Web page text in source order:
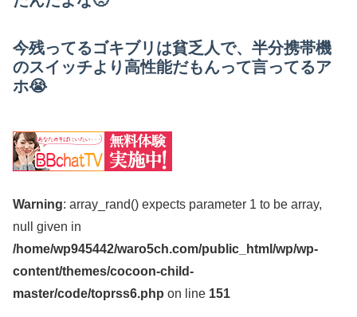
今残ってるゴキブリは貧乏人で、半分携帯機
のスイッチより高性能だもんって言ってるア
ホ😭
Warning: array_rand() expects parameter 1 to be array,
null given in
/home/wp945442/waro5ch.com/public_html/wp/wp-
content/themes/cocoon-child-
master/code/toprss6.php on line 151